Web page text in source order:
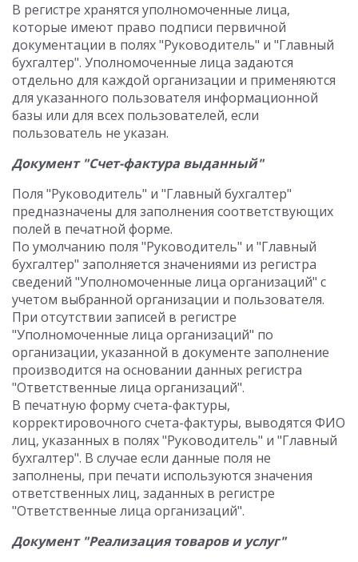
В регистре хранятся уполномоченные лица,
которые имеют право подписи первичной
документации в полях "Руководитель" и "Главный
бухгалтер". Уполномоченные лица задаются
отдельно для каждой организации и применяются
для указанного пользователя информационной
базы или для всех пользователей, если
пользователь не указан.
Документ "Счет-фактура выданный"
Поля "Руководитель" и "Главный бухгалтер"
предназначены для заполнения соответствующих
полей в печатной форме.
По умолчанию поля "Руководитель" и "Главный
бухгалтер" заполняется значениями из регистра
сведений "Уполномоченные лица организаций" с
учетом выбранной организации и пользователя.
При отсутствии записей в регистре
"Уполномоченные лица организаций" по
организации, указанной в документе заполнение
производится на основании данных регистра
"Ответственные лица организаций".
В печатную форму счета-фактуры,
корректировочного счета-фактуры, выводятся ФИО
лиц, указанных в полях "Руководитель" и "Главный
бухгалтер". В случае если данные поля не
заполнены, при печати используются значения
ответственных лиц, заданных в регистре
"Ответственные лица организаций".
Документ "Реализация товаров и услуг"